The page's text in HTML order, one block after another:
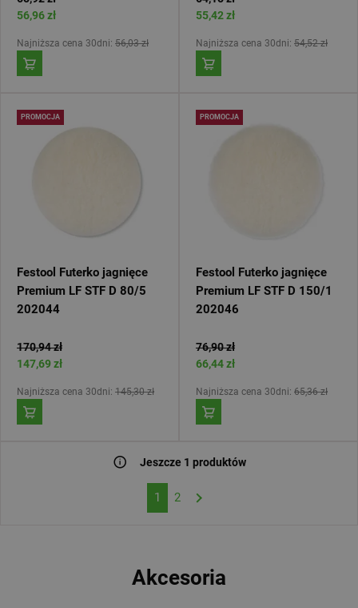
56,96 zł
Najniższa cena 30dni: 56,03 zł
55,42 zł
Najniższa cena 30dni: 54,52 zł
PROMOCJA
Festool Futerko jagnięce
Premium LF STF D 80/5
202044
170,94 zł
147,69 zł
Najniższa cena 30dni: 145,30 zł
PROMOCJA
Festool Futerko jagnięce
Premium LF STF D 150/1
202046
76,90 zł
66,44 zł
Najniższa cena 30dni: 65,36 zł
Jeszcze 1 produktów
1 2
Akcesoria